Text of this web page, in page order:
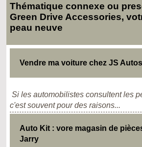
Thématique connexe ou
Green Drive Accessories,
peau neuve
Vendre ma voiture chez JS Autos
Si les automobilistes consultent les
c'est souvent pour des raisons...
Auto Kit : vore magasin de
Jarry